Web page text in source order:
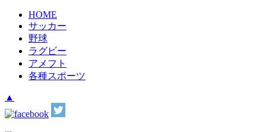
HOME
サッカー
野球
ラグビー
アメフト
各種スポーツ
▲